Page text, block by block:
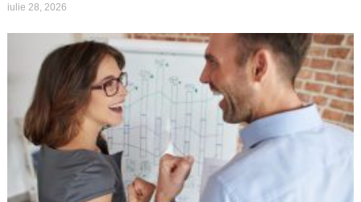
iulie 28, 2026